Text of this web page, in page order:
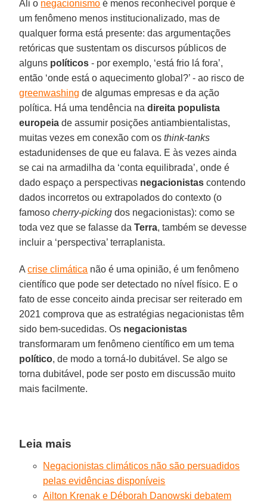
Ali o negacionismo é menos reconhecível porque é
um fenômeno menos institucionalizado, mas de
qualquer forma está presente: das argumentações
retóricas que sustentam os discursos públicos de
alguns políticos - por exemplo, ‘está frio lá fora’,
então ‘onde está o aquecimento global?’ - ao risco de
greenwashing de algumas empresas e da ação
política. Há uma tendência nadireita populista
europeia de assumir posições antiambientalistas,
muitas vezes em conexão com osthink-tanks
estadunidenses de que eu falava. E às vezes ainda
se cai na armadilha da ‘conta equilibrada’, onde é
dado espaço a perspectivas negacionistas contendo
dados incorretos ou extrapolados do contexto (o
famosocherry-picking dos negacionistas): como se
toda vez que se falasse daTerra, também se devesse
incluir a ‘perspectiva’ terraplanista.
Acrise climática não é uma opinião, é um fenômeno
científico que pode ser detectado no nível físico. E o
fato de esse conceito ainda precisar ser reiterado em
2021 comprova que as estratégias negacionistas têm
sido bem-sucedidas. Os negacionistas
transformaram um fenômeno científico em um tema
político, de modo a torná-lo dubitável. Se algo se
torna dubitável, pode ser posto em discussão muito
mais facilmente.
Leia mais
Negacionistas climáticos não são persuadidos
pelas evidências disponíveis
Ailton Krenak e Déborah Danowski debatem